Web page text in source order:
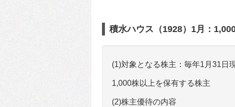
積水ハウス（1928）1月：
(1)対象となる株主：毎年1月31日
1,000株以上を保有する株主
(2)株主優待の内容